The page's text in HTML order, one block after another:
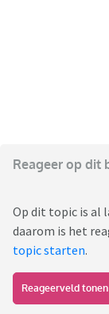
Reageer op dit
Op dit topic is al
daarom is het
topic starten.
Reageerveld tonen